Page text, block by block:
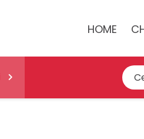
HOME